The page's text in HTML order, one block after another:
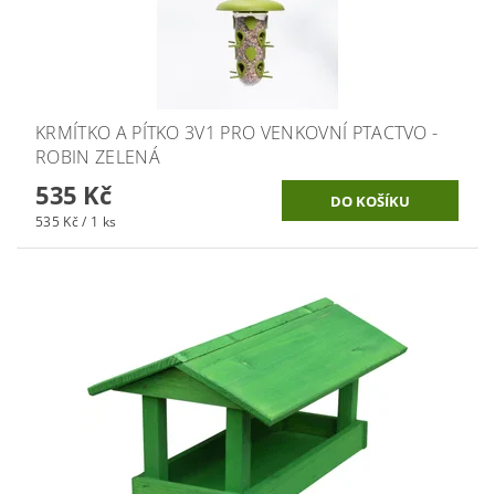
KRMÍTKO A PÍTKO 3V1 PRO VENKOVNÍ PTACTVO -
ROBIN ZELENÁ
535 Kč
535 Kč / 1 ks